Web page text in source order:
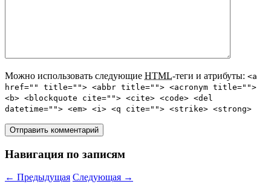
Можно использовать следующие HTML-теги и атрибуты: <a
href="" title=""> <abbr title=""> <acronym title="">
<b> <blockquote cite=""> <cite> <code> <del
datetime=""> <em> <i> <q cite=""> <strike> <strong>
Навигация по записям
← Предыдущая Следующая →